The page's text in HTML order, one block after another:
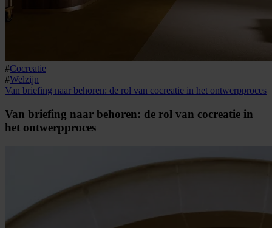
#Cocreatie
#Welzijn
Van briefing naar behoren: de rol van cocreatie in het ontwerpproces
Van briefing naar behoren: de rol van cocreatie in
het ontwerpproces